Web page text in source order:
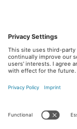
that may
Please